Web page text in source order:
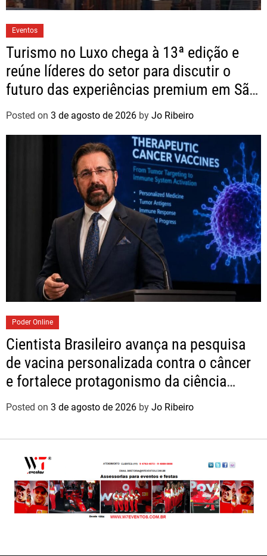
Eventos
Turismo no Luxo chega à 13ª edição e
reúne líderes do setor para discutir o
futuro das experiências premium em São
Paulo
Posted on 3 de agosto de 2026 by Jo Ribeiro
Poder Online
Cientista Brasileiro avança na pesquisa
de vacina personalizada contra o câncer
e fortalece protagonismo da ciência
nacional
Posted on 3 de agosto de 2026 by Jo Ribeiro